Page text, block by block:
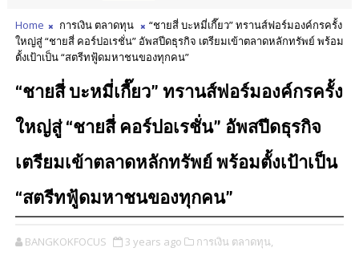
Home การเงิน ตลาดทุน
“ชายสี่ บะหมี่เกี๊ยว” ทรานส์ฟอร์มองค์กรครั้ง
ใหญ่สู่ “ชายสี่ คอร์ปอเรชั่น” อัพสปีดธุรกิจ เตรียมเข้าตลาดหลักทรัพย์ พร้อม
ตั้งเป้าเป็น “สตรีทฟู้ดมหาชนของทุกคน”
“ชายสี่ บะหมี่เกี๊ยว” ทรานส์ฟอร์มองค์กรครั้ง
ใหญ่สู่ “ชายสี่ คอร์ปอเรชั่น” อัพสปีดธุรกิจ
เตรียมเข้าตลาดหลักทรัพย์ พร้อมตั้งเป้าเป็น
“สตรีทฟู้ดมหาชนของทุกคน”
BANGKOKFOCUS 3 years ago การเงิน ตลาดทุน,